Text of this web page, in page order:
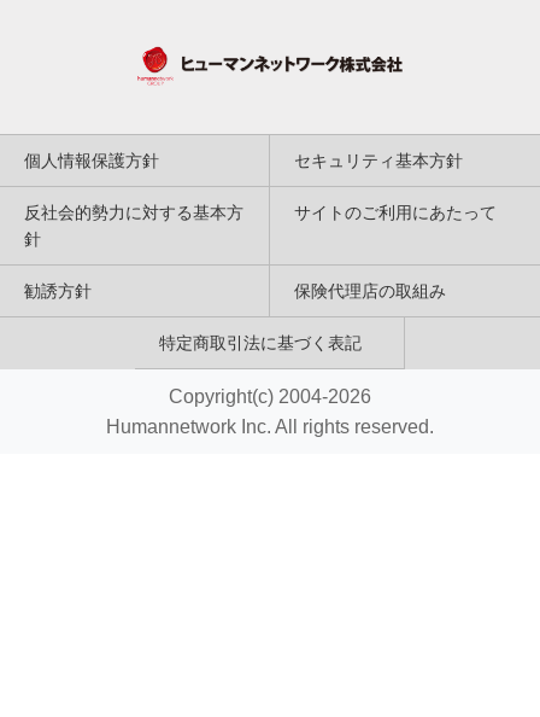
個人情報保護方針 セキュリティ基本方針
反社会的勢力に対する基本方
針
サイトのご利用にあたって
勧誘方針 保険代理店の取組み
特定商取引法に基づく表記
Copyright(c) 2004-2026
Humannetwork Inc. All rights reserved.